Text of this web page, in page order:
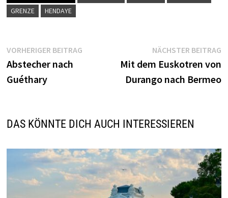
GRENZE
HENDAYE
Beitragsnavigation
VORHERIGER BEITRAGVorheriger
Abstecher nach
Guéthary
NÄCHSTER BEITRAG
Mit dem Euskotren von
Durango nach Bermeo
DAS KÖNNTE DICH AUCH INTERESSIEREN